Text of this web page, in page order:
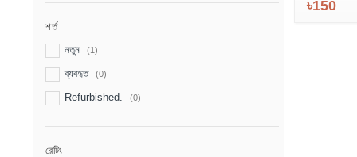
শর্ত
নতুন
(1)
ব্যবহৃত (0)
Refurbished. (0)
রেটিং
৳150